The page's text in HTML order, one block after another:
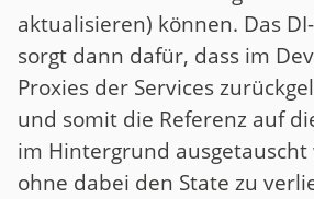
aktualisieren) können. Das
sorgt dann dafür, dass im
Proxies der Services
und somit die Referenz auf
im Hintergrund
ohne dabei den State zu